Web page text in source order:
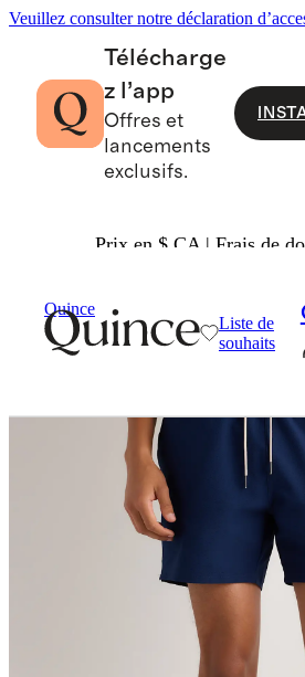
Veuillez consulter notre déclaration
Télécharge
z l’app
Offres et
lancements
exclusifs.
Prix en $ CA | Frais de
Quince
Liste de
souhaits